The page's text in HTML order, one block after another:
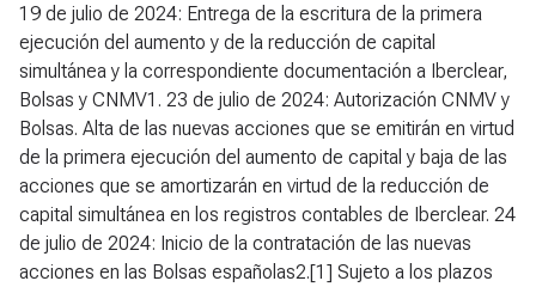
19 de julio de 2024: Entrega de la escritura de la primera
ejecución del aumento y de la reducción de capital
simultánea y la correspondiente documentación a Iberclear,
Bolsas y CNMV1. 23 de julio de 2024: Autorización CNMV y
Bolsas. Alta de las nuevas acciones que se emitirán en virtud
de la primera ejecución del aumento de capital y baja de las
acciones que se amortizarán en virtud de la reducción de
capital simultánea en los registros contables de Iberclear. 24
de julio de 2024: Inicio de la contratación de las nuevas
acciones en las Bolsas españolas2.[1] Sujeto a los plazos